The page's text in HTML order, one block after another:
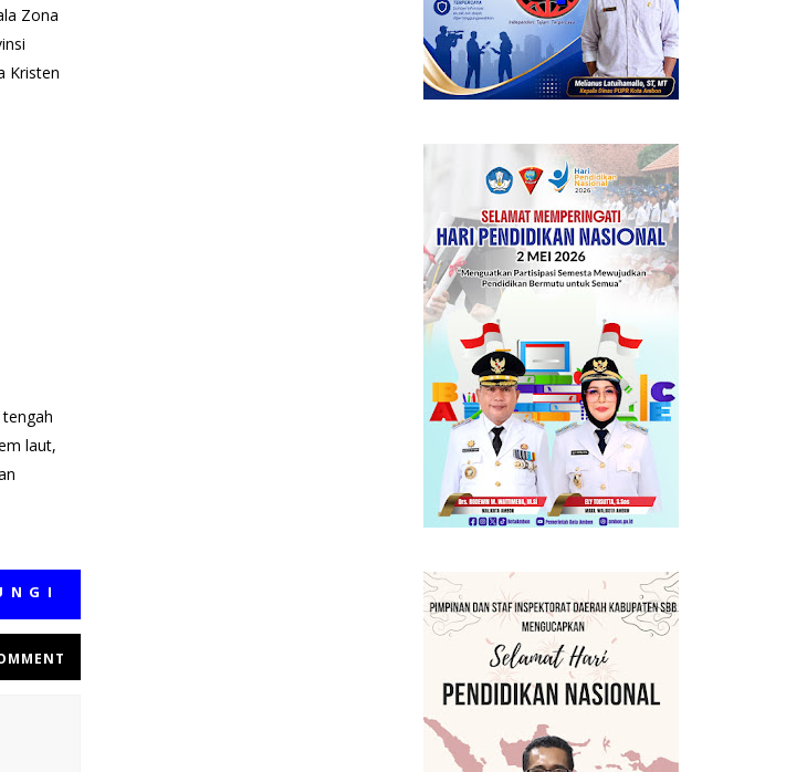
Zona
Kristen
laut,
KAMI, SEMOGA BERMANFAAT